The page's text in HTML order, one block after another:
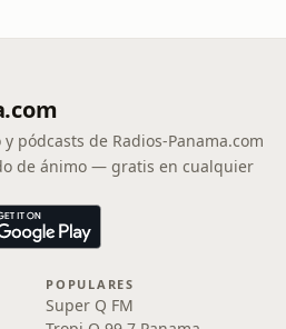
pódcasts de Radios-Panama.com
de ánimo — gratis en cualquier
POPULARES
Super Q FM